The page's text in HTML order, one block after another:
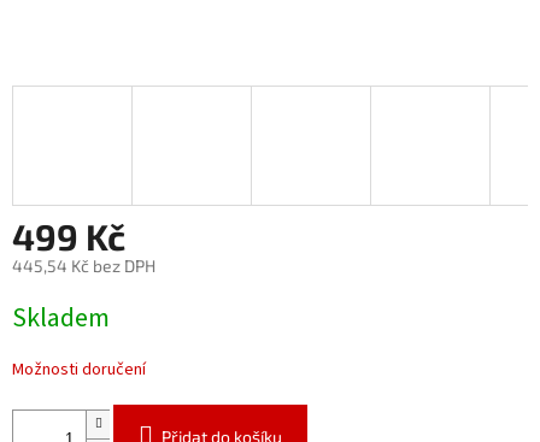
499 Kč
445,54 Kč bez DPH
cena:
Skladem
Možnosti doručení
Přidat do košíku